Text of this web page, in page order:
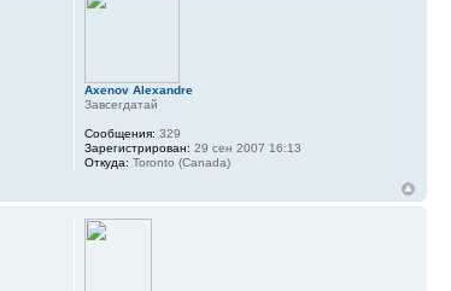
Axenov Alexandre
Завсегдатай
Сообщения: 329
Зарегистрирован: 29 сен 2007 16:13
Откуда: Toronto (Canada)